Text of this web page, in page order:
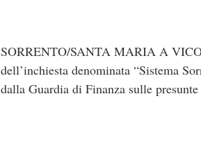
SORRENTO/SANTA MARIA A
dell’inchiesta denominata “Sistema
dalla Guardia di Finanza sulle